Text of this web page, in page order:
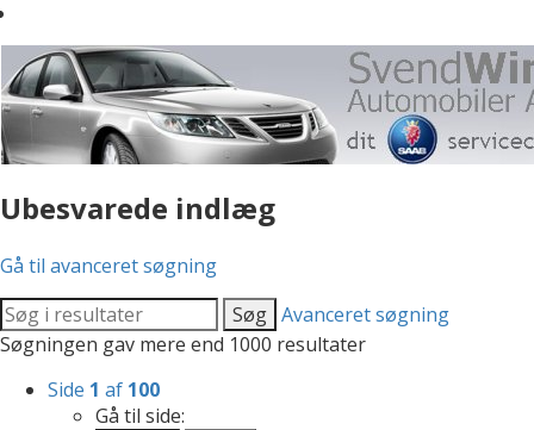
Ubesvarede indlæg
Gå til avanceret søgning
Søg Avanceret søgning
Søgningen gav mere end 1000 resultater
Side 1 af 100
Gå til side: